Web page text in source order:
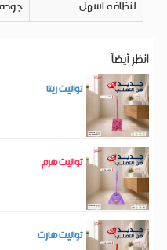
لنظافه اسهل جوده
انظر أيضاَ
تواليت ريتا
تواليت هرم
تواليت هارت